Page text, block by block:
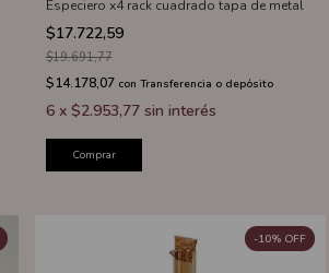
Especiero x4 rack cuadrado tapa de metal
$17.722,59
$19.691,77
$14.178,07 con Transferencia o depósito
6 x $2.953,77 sin interés
Comprar
-10% OFF